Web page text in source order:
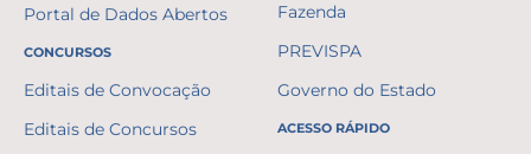
Portal de Dados Abertos
CONCURSOS
Editais de Convocação
Editais de Concursos
Fazenda
PREVISPA
Governo do Estado
ACESSO RÁPIDO